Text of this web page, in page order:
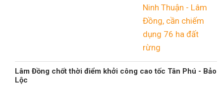
Lâm Đồng chốt thời điểm khởi công cao tốc Tân Phú - Bảo
Lộc